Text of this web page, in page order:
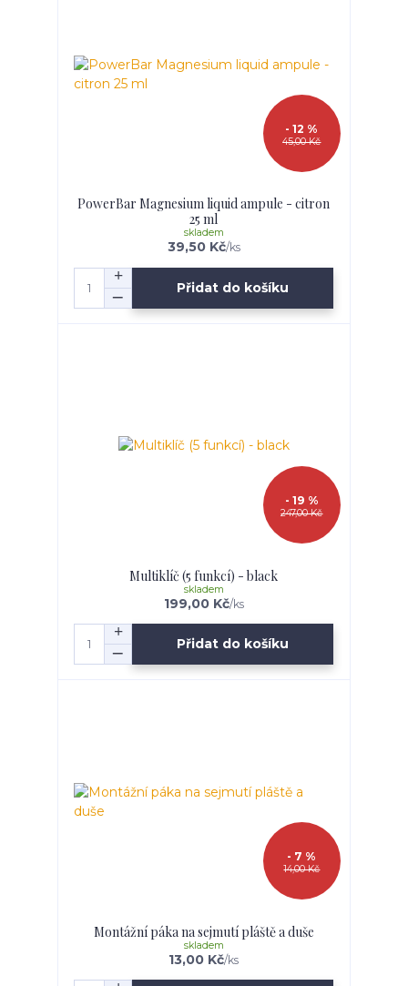
45,00 Kč
- 12 %
PowerBar Magnesium liquid ampule - citron
25 ml
39,50 Kč/ks
skladem
Přidat do košíku
247,00 Kč
- 19 %
Multiklíč (5 funkcí) - black
199,00 Kč/ks
skladem
Přidat do košíku
14,00 Kč
- 7 %
Montážní páka na sejmutí pláště a duše
13,00 Kč/ks
skladem